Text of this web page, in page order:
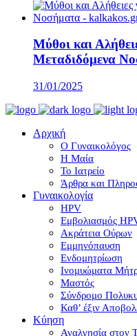
Μύθοι και
Μεταδιδόμενα
31/01/2025
Αρχική
Ο Γυναικολόγος
Η Μαία
Το Ιατρείο
Άρθρα και
Γυναικολογία
HPV
Εμβολιασμός
Ακράτεια Ούρων
Εμμηνόπαυση
Ενδομητρίωση
Ινομυώματα
Μαστός
Σύνδρομο
Καθ’ έξιν
Κύηση
Αναλγησία στον